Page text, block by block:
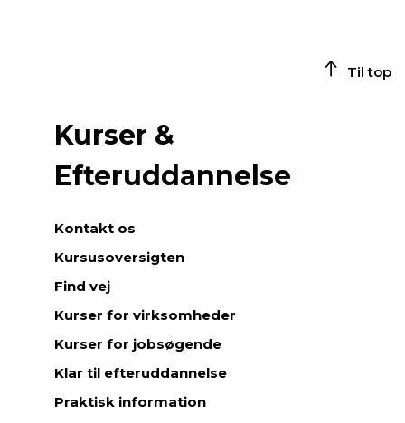
Til top
Kurser &
Efteruddannelse
Kontakt os
Kursusoversigten
Find vej
Kurser for virksomheder
Kurser for jobsøgende
Klar til efteruddannelse
Praktisk information